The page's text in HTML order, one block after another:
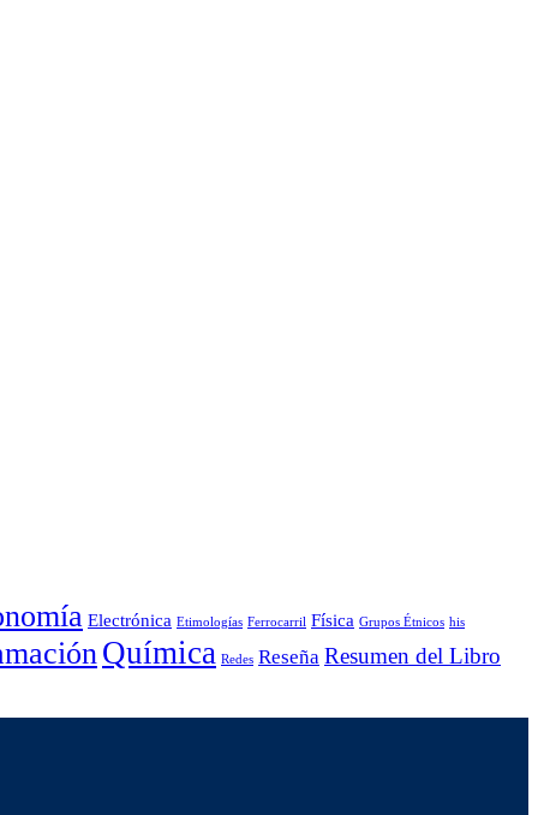
Electrónica Etimologías Ferrocarril Física Grupos Étnicos his
Química Redes Reseña Resumen del Libro